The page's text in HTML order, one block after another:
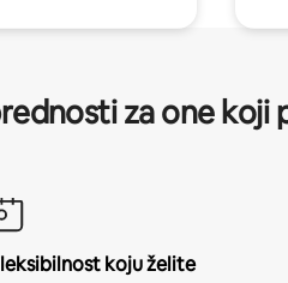
za one koji
koju želite